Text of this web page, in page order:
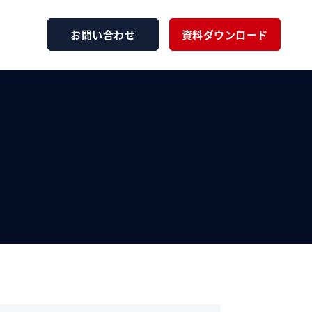
お問い合わせ 資料ダウンロード